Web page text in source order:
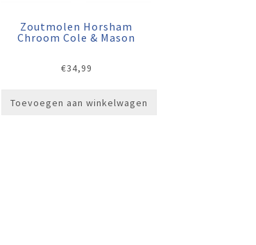
Zoutmolen Horsham
Chroom Cole & Mason
€34,99
Toevoegen aan winkelwagen